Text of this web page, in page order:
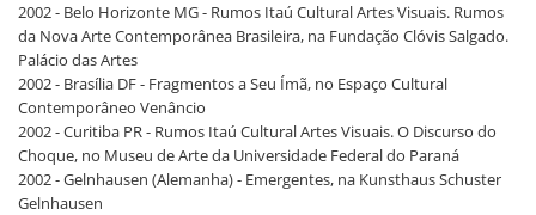
2002 - Belo Horizonte MG - Rumos Itaú Cultural Artes Visuais. Rumos
da Nova Arte Contemporânea Brasileira, na Fundação Clóvis Salgado.
Palácio das Artes
2002 - Brasília DF - Fragmentos a Seu Ímã, no Espaço Cultural
Contemporâneo Venâncio
2002 - Curitiba PR - Rumos Itaú Cultural Artes Visuais. O Discurso do
Choque, no Museu de Arte da Universidade Federal do Paraná
2002 - Gelnhausen (Alemanha) - Emergentes, na Kunsthaus Schuster
Gelnhausen